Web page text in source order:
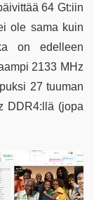
64 Gt:iin
ole sama kuin
on edelleen
2133 MHz
27 tuuman
DDR4:llä (jopa